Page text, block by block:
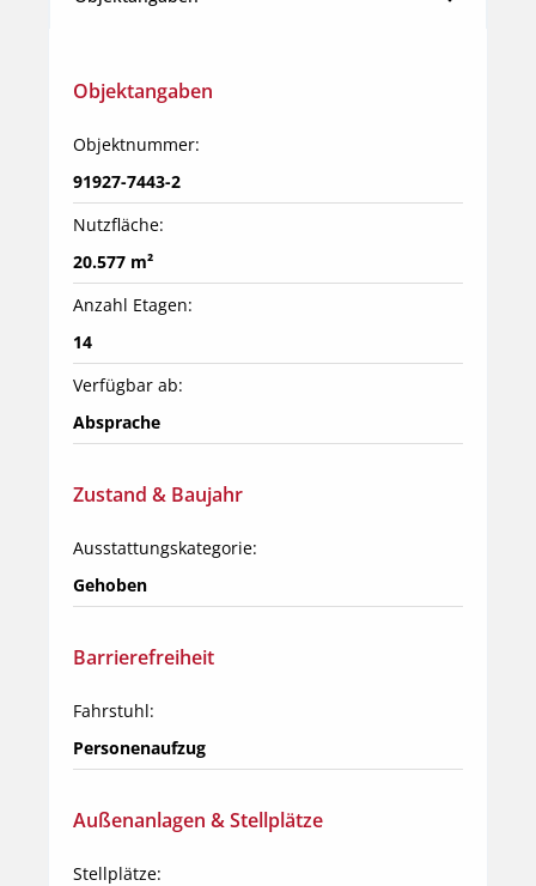
Objektangaben
Objektnummer:
91927-7443-2
Nutzfläche:
20.577 m²
Anzahl Etagen:
14
Verfügbar ab:
Absprache
Zustand & Baujahr
Ausstattungskategorie:
Gehoben
Barrierefreiheit
Fahrstuhl:
Personenaufzug
Außenanlagen & Stellplätze
Stellplätze: